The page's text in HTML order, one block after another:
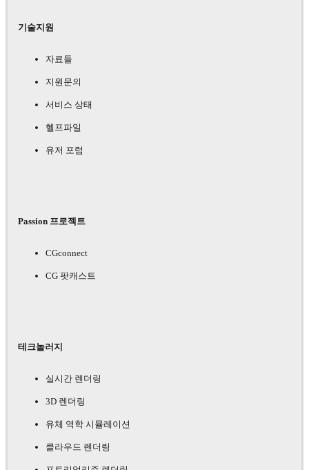
기술지원
자료들
지원문의
서비스 상태
헬프파일
유저 포럼
Passion 프로젝트
CGconnect
CG 팟캐스트
테크놀러지
실시간 렌더링
3D 렌더링
유체 역학 시뮬레이션
클라우드 렌더링